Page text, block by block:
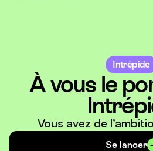
Intrépide
À vous le
Vous avez de
Se lancer